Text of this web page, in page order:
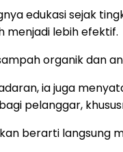
edukasi sejak
menjadi lebih efektif.
organik dan
ia juga
pelanggar,
berarti langsung